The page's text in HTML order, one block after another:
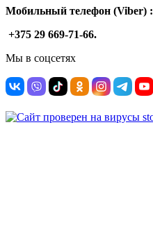
Мобильный телефон (Viber) :
+375 29 669-71-66.
Мы в соцсетях